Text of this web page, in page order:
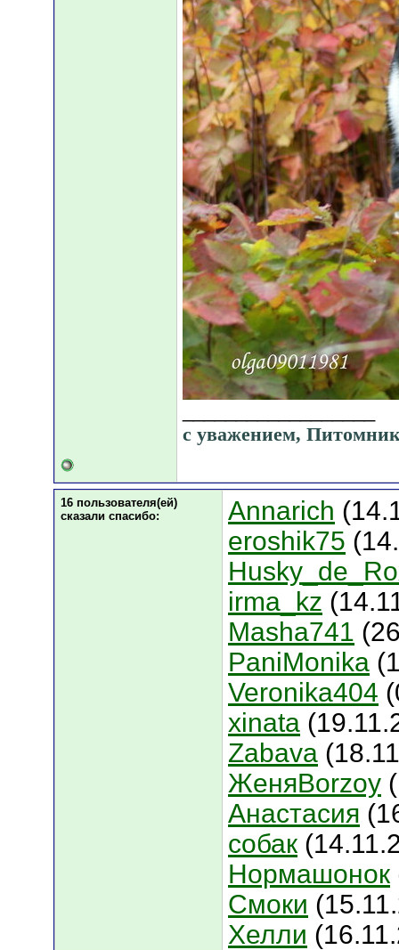
с уважением,
16 пользователя(ей)
сказали cпасибо:
Annarich
eroshik75
irma_kz
Masha741
PaniMonika
Veronika404
xinata
Zabava
ЖеняBorzoy
Анастасия
собак
Нормашонок
Смоки
Хелли